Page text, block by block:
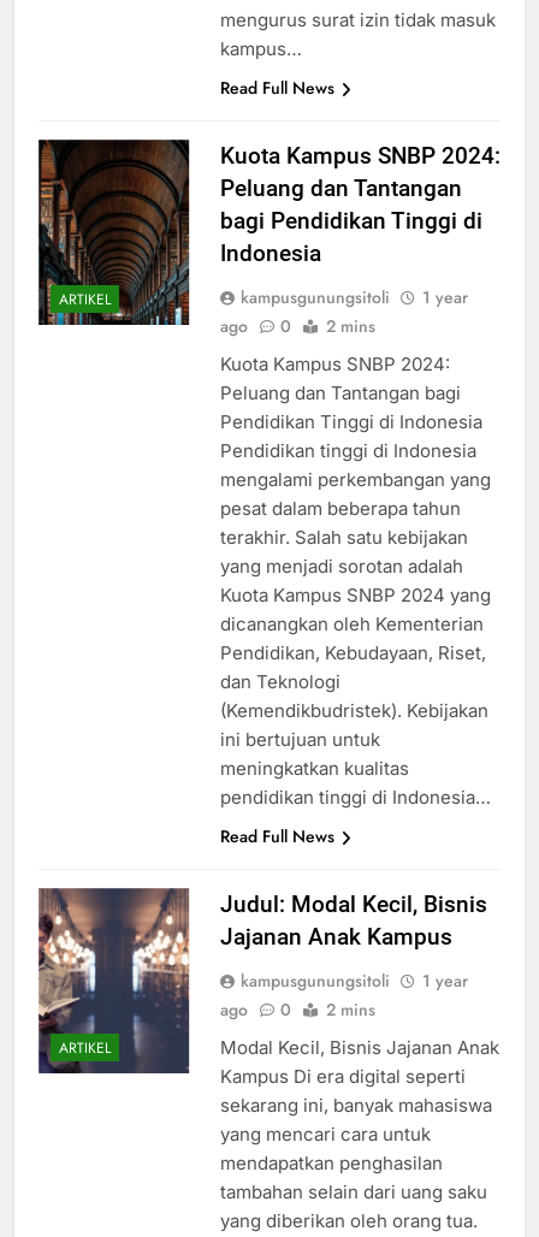
mengurus surat izin tidak masuk
kampus…
Read Full News
ARTIKEL
Kuota Kampus SNBP 2024:
Peluang dan Tantangan
bagi Pendidikan Tinggi di
Indonesia
kampusgunungsitoli
1 year
ago
0 2 mins
Kuota Kampus SNBP 2024:
Peluang dan Tantangan bagi
Pendidikan Tinggi di Indonesia
Pendidikan tinggi di Indonesia
mengalami perkembangan yang
pesat dalam beberapa tahun
terakhir. Salah satu kebijakan
yang menjadi sorotan adalah
Kuota Kampus SNBP 2024 yang
dicanangkan oleh Kementerian
Pendidikan, Kebudayaan, Riset,
dan Teknologi
(Kemendikbudristek). Kebijakan
ini bertujuan untuk
meningkatkan kualitas
pendidikan tinggi di Indonesia…
Read Full News
ARTIKEL
Judul: Modal Kecil, Bisnis
Jajanan Anak Kampus
kampusgunungsitoli
1 year
ago
0 2 mins
Modal Kecil, Bisnis Jajanan Anak
Kampus Di era digital seperti
sekarang ini, banyak mahasiswa
yang mencari cara untuk
mendapatkan penghasilan
tambahan selain dari uang saku
yang diberikan oleh orang tua.